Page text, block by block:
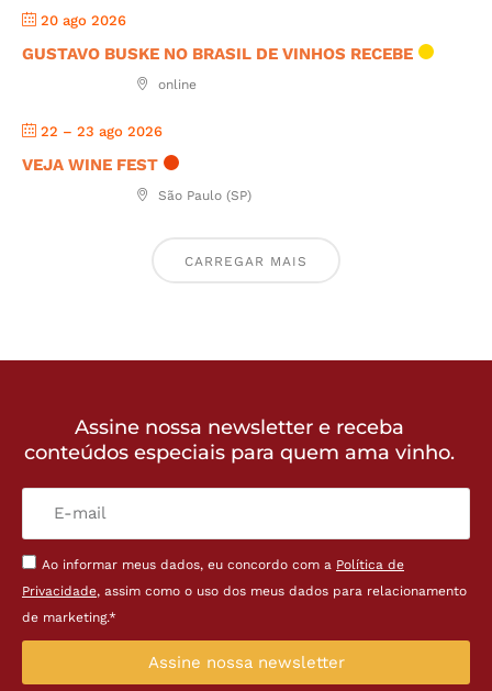
20 ago 2026
GUSTAVO BUSKE NO BRASIL DE VINHOS RECEBE
online
22 – 23 ago 2026
VEJA WINE FEST
São Paulo (SP)
CARREGAR MAIS
Assine nossa newsletter e receba
conteúdos especiais para quem ama vinho.
Ao informar meus dados, eu concordo com a Política de
Privacidade, assim como o uso dos meus dados para relacionamento
de marketing.*
Assine nossa newsletter